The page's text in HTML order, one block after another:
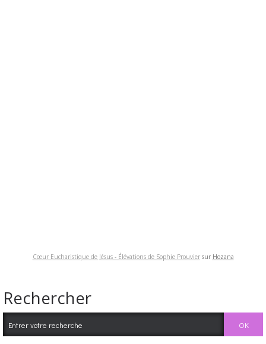
Cœur Eucharistique de Jésus - Élévations de Sophie Prouviersur Hozana
Rechercher